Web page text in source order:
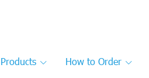
How to Order